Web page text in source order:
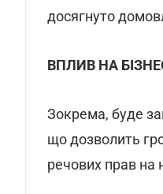
досягнуто
ВПЛИВ НА
Зокрема, буде
що дозволить
речових прав на